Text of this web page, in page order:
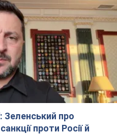
про
проти Росії й